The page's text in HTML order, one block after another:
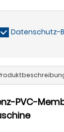
Datenschutz-
PVC-